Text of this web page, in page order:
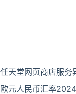
任天堂网页商店服务
欧元人民币汇率